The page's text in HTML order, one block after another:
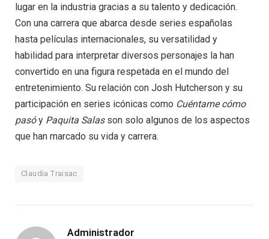
lugar en la industria gracias a su talento y dedicación.
Con una carrera que abarca desde series españolas
hasta películas internacionales, su versatilidad y
habilidad para interpretar diversos personajes la han
convertido en una figura respetada en el mundo del
entretenimiento. Su relación con Josh Hutcherson y su
participación en series icónicas como Cuéntame cómo
pasóy Paquita Salasson solo algunos de los aspectos
que han marcado su vida y carrera.
Claudia Traisac
Administrador